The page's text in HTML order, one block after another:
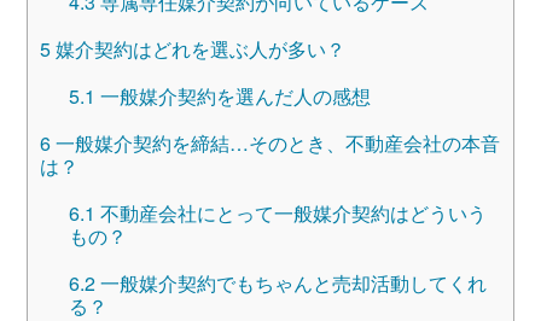
5媒介契約はどれを選ぶ人が多い？
5.1 一般媒介契約を選んだ人の感想
6一般媒介契約を締結…そのとき、不動産会社の本音
は？
6.1 不動産会社にとって一般媒介契約はどういう
もの？
6.2一般媒介契約でもちゃんと売却活動してくれ
る？